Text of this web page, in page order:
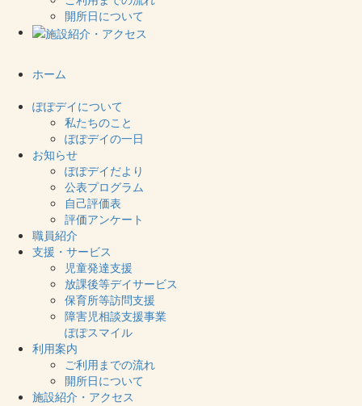
開所日について
ホーム
ぽぽデイについて
私たちのこと
ぽぽデイの一日
お知らせ
ぽぽデイだより
公表プログラム
自己評価表
評価アンケート
職員紹介
支援・サービス
児童発達支援
放課後等デイサービス
保育所等訪問支援
障害児相談支援事業
ぽぽスマイル
利用案内
ご利用までの流れ
開所日について
施設紹介・アクセス